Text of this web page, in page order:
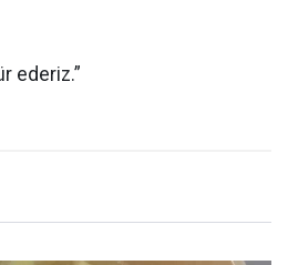
ederiz.”